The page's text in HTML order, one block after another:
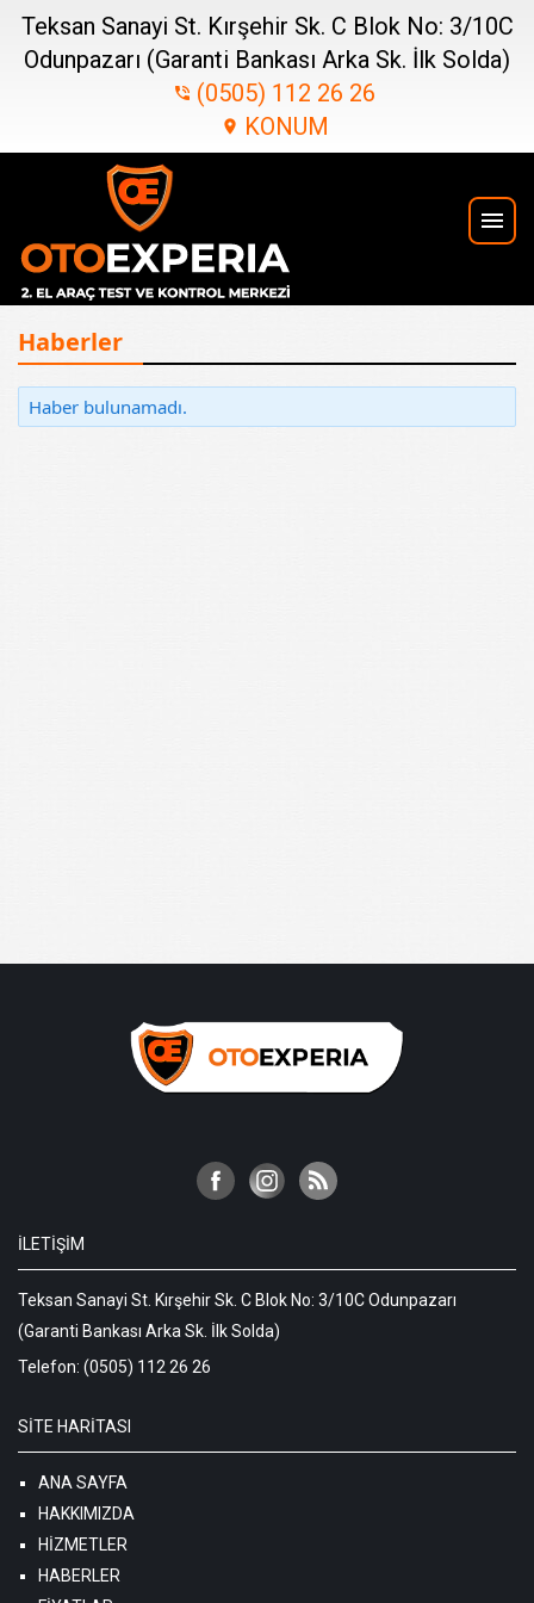
Teksan Sanayi St. Kırşehir Sk. C Blok No: 3/10C
Odunpazarı (Garanti Bankası Arka Sk. İlk Solda)
phone_in_talk (0505) 112 26 26
location_on KONUM
menu
Haberler
Haber bulunamadı.
İLETIŞIM
Teksan Sanayi St. Kırşehir Sk. C Blok No: 3/10C Odunpazarı
(Garanti Bankası Arka Sk. İlk Solda)
Telefon: (0505) 112 26 26
SITE HARITASI
ANA SAYFA
HAKKIMIZDA
HIZMETLER
HABERLER